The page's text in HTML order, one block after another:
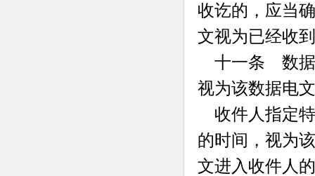
收讫的，应当
文视为已经收
十一条 数据
视为该数据电
收件人指定
的时间，视为
文进入收件人